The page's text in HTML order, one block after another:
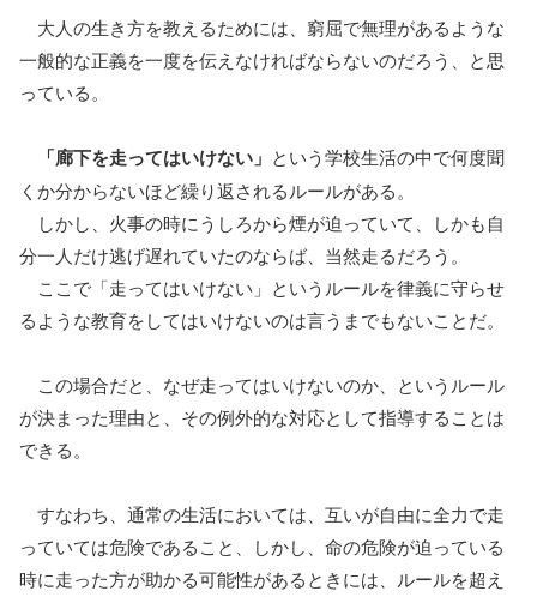
大人の生き方を教えるためには、窮屈で無理があるような
一般的な正義を一度を伝えなければならないのだろう、と思
っている。
「廊下を走ってはいけない」 という学校生活の中で何度聞
くか分からないほど繰り返されるルールがある。
しかし、火事の時にうしろから煙が迫っていて、しかも自
分一人だけ逃げ遅れていたのならば、当然走るだろう。
ここで「走ってはいけない」というルールを律義に守らせ
るような教育をしてはいけないのは言うまでもないことだ。
この場合だと、なぜ走ってはいけないのか、というルール
が決まった理由と、その例外的な対応として指導することは
できる。
すなわち、通常の生活においては、互いが自由に全力で走
っていては危険であること、しかし、命の危険が迫っている
時に走った方が助かる可能性があるときには、ルールを超え